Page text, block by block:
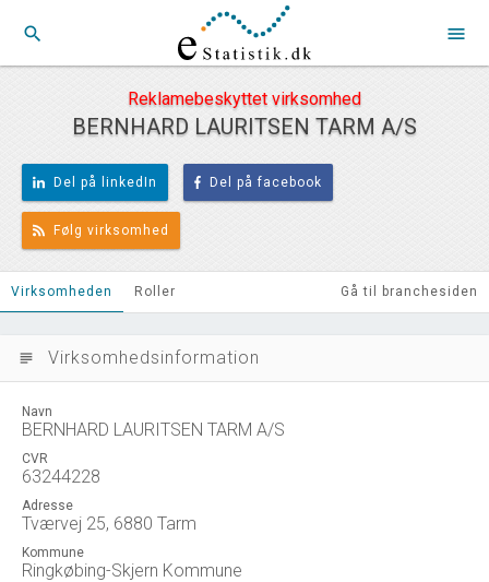
search menu
Reklamebeskyttet virksomhed
BERNHARD LAURITSEN TARM A/S
Del på linkedIn Del på facebook
Følg virksomhed
Virksomheden Roller Gå til branchesiden
subject Virksomhedsinformation
Navn
BERNHARD LAURITSEN TARM A/S
CVR
63244228
Adresse
Tværvej 25, 6880 Tarm
Kommune
Ringkøbing-Skjern Kommune